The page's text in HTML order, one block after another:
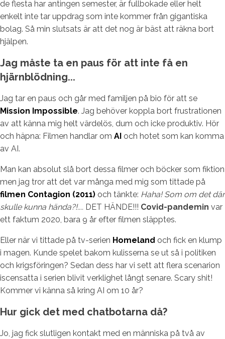
de flesta har antingen semester, är fullbokade eller helt
enkelt inte tar uppdrag som inte kommer från gigantiska
bolag. Så min slutsats är att det nog är bäst att räkna bort
hjälpen.
Jag måste ta en paus för att inte få en
hjärnblödning...
Jag tar en paus och går med familjen på bio för att se
Mission Impossible. Jag behöver koppla bort frustrationen
av att känna mig helt värdelös, dum och icke produktiv. Hör
och häpna: Filmen handlar om AI och hotet som kan komma
av AI.
Man kan absolut slå bort dessa filmer och böcker som fiktion
men jag tror att det var många med mig som tittade på
filmen Contagion (2011) och tänkte: Haha! Som om det där
skulle kunna hända?!.... DET HÄNDE!!! Covid-pandemin var
ett faktum 2020, bara 9 år efter filmen släpptes.
Eller när vi tittade på tv-serien Homeland och fick en klump
i magen. Kunde spelet bakom kulisserna se ut så i politiken
och krigsföringen? Sedan dess har vi sett att flera scenarion
iscensatta i serien blivit verklighet långt senare. Scary shit!
Kommer vi känna så kring AI om 10 år?
Hur gick det med chatbotarna då?
Jo, jag fick slutligen kontakt med en människa på två av